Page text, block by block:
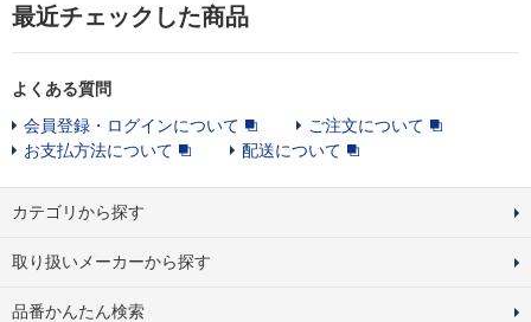
最近チェックした商品
よくある質問
会員登録・ログインについて
ご注文について
お支払方法について
配送について
カテゴリから探す
取り扱いメーカーから探す
品番かんたん検索